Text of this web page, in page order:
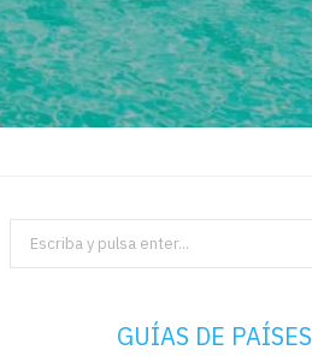
Search
for:
GUÍAS DE PAÍSES